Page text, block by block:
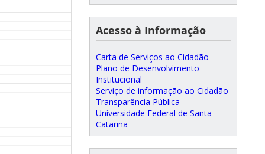
Acesso à Informação
Carta de Serviços ao Cidadão
Plano de Desenvolvimento
Institucional
Serviço de informação ao Cidadão
Transparência Pública
Universidade Federal de Santa
Catarina